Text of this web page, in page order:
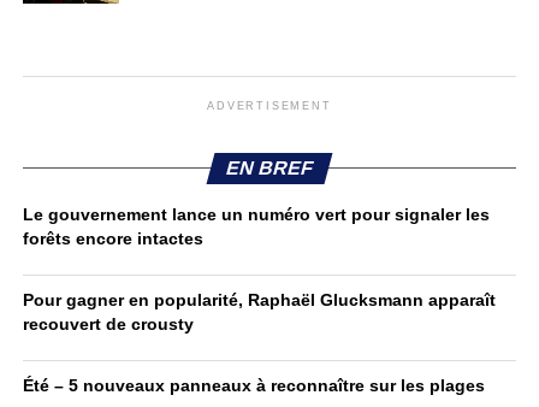
ADVERTISEMENT
EN BREF
Le gouvernement lance un numéro vert pour signaler les
forêts encore intactes
Pour gagner en popularité, Raphaël Glucksmann apparaît
recouvert de crousty
Été – 5 nouveaux panneaux à reconnaître sur les plages